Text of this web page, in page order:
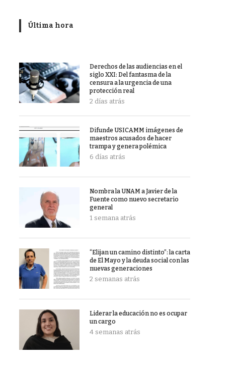
Última hora
Derechos de las audiencias en el
siglo XXI: Del fantasma de la
censura a la urgencia de una
protección real
2 días atrás
Difunde USICAMM imágenes de
maestros acusados de hacer
trampa y genera polémica
6 días atrás
Nombra la UNAM a Javier de la
Fuente como nuevo secretario
general
1 semana atrás
“Elijan un camino distinto”: la carta
de El Mayo y la deuda social con las
nuevas generaciones
2 semanas atrás
Liderar la educación no es ocupar
un cargo
4 semanas atrás